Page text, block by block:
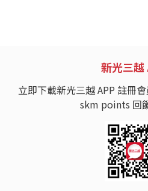
新光三越
立即下載新光三越 APP 註冊
skm points 回